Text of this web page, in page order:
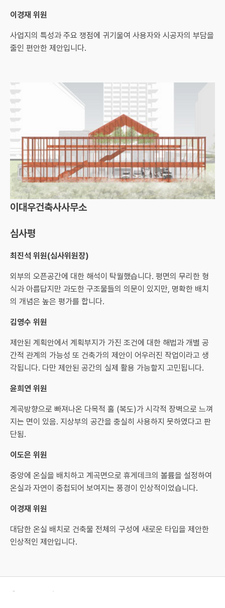
이경재 위원
사업지의 특성과 주요 쟁점에 귀기울여 사용자와 시공자의 부담을
줄인 편안한 제안입니다.
이대우건축사사무소
심사평
최진석 위원(심사위원장)
외부의 오픈공간에 대한 해석이 탁월했습니다. 평면의 무리한 형
식과 아름답지만 과도한 구조물들의 의문이 있지만, 명확한 배치
의 개념은 높은 평가를 합니다.
김영수 위원
제안된 계획안에서 계획부지가 가진 조건에 대한 해법과 개별 공
간적 관계의 가능성 또 건축가의 제안이 어우러진 작업이라고 생
각됩니다. 다만 제안된 공간의 실제 활용 가능할지 고민됩니다.
윤희연 위원
계곡방향으로 빠져나온 다목적 홀 (복도)가 시각적 장벽으로 느껴
지는 면이 있음. 지상부의 공간을 충실히 사용하지 못하였다고 판
단됨.
이도은 위원
중앙에 온실을 배치하고 계곡면으로 휴게데크의 볼륨을 설정하여
온실과 자연이 중첩되어 보여지는 풍경이 인상적이었습니다.
이경재 위원
대담한 온실 배치로 건축물 전체의 구성에 새로운 타입을 제안한
인상적인 제안입니다.